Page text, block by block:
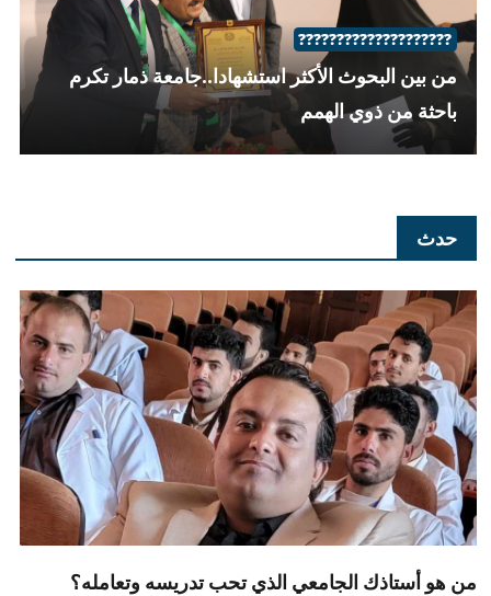
????????????????????
من بين البحوث الأكثر استشهادا..جامعة ذمار تكرم
باحثة من ذوي الهمم
حدث
من هو أستاذك الجامعي الذي تحب تدريسه وتعامله؟